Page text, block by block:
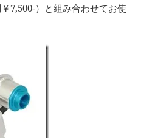
7,500-）と組み合わせてお使